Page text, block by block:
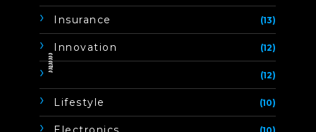
Insurance (13)
Innovation (12)
(12)
Lifestyle (10)